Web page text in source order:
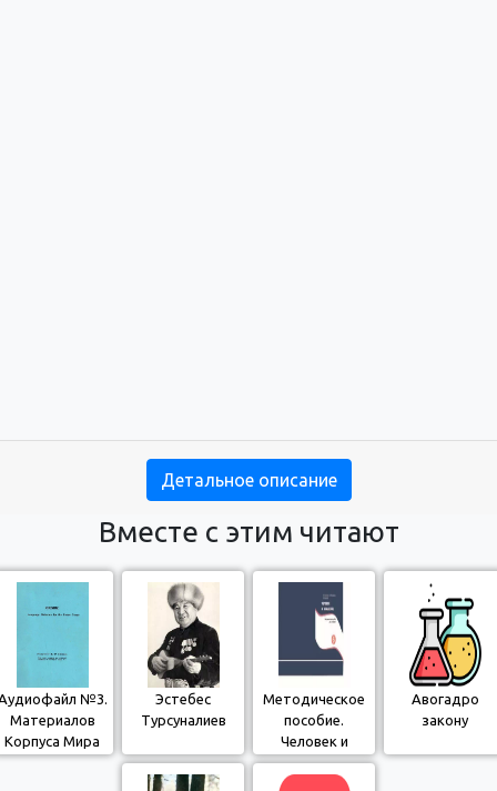
Детальное описание
Вместе с этим читают
№3.
Материалов
Корпуса Мира
для изучения
Эстебес
Турсуналиев
Методическое
пособие.
Человек и
Общество. 6-
класс. РШ
Авогадро
закону